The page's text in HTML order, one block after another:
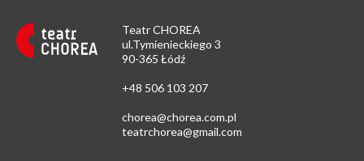
Teatr CHOREA
ul.Tymienieckiego 3
90-365 Łódź
+48 506 103 207
chorea@chorea.com.pl
teatrchorea@gmail.com